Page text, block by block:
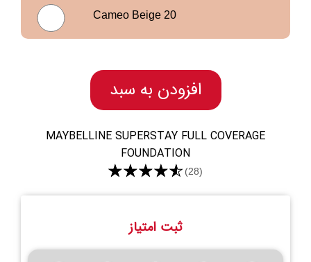
Cameo Beige 20
افزودن به سبد
MAYBELLINE SUPERSTAY FULL COVERAGE
FOUNDATION
★★★★★(28)
ثبت امتیاز